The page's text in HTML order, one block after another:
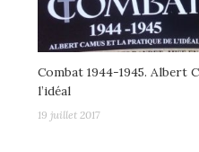
Combat 1944-1945. Albert
l’idéal
19 juillet 2017